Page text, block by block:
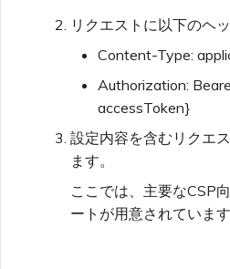
リクエストに以下のヘ
Content-Type:
Authorization:
accessToken}
設定内容を含むリクエ
ます。
ここでは、主要なCSP
ートが用意されています